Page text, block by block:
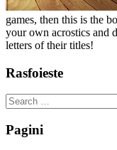
games, then this is the
your own acrostics and
letters of their titles!
Rasfoieste
Search
for:
Pagini